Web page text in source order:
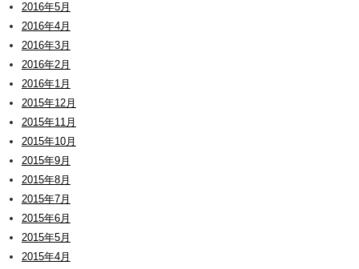
2016年5月
2016年4月
2016年3月
2016年2月
2016年1月
2015年12月
2015年11月
2015年10月
2015年9月
2015年8月
2015年7月
2015年6月
2015年5月
2015年4月